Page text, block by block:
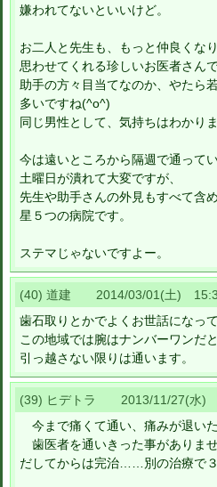
嫌われてないといいけど。
お二人と先生も、もっと仲良くな
思わせてくれる珍しいお医者さんで
助手の方々目当てなのか、やたら
多いですね(^o^)
同じ男性として、気持ちはわかりま
今は遠いところから隔週で通ってい
土曜日が潰れて大変ですが、
先生や助手さんの外見もすべて含
星５つの病院です。
ステマじゃないですよー。
(40) 道建 2014/03/01(土)
歯石取りとかでよくお世話になって
この地域では腕はナンバーワンだ
引っ越さない限りは通います。
(39) ヒデトラ 2013/11/27(水)
今まで痛くて通い、痛みが退
歯医者を通いきった事がありま
だしてからは完治……別の治療で３